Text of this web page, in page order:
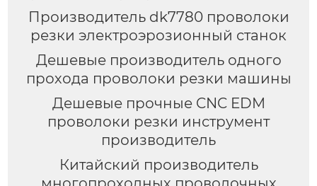
Производитель dk7780 проволоки
резки электроэрозионный станок
Дешевые производитель одного
прохода проволоки резки машины
Дешевые прочные CNC EDM
проволоки резки инструмент
производитель
Китайский производитель